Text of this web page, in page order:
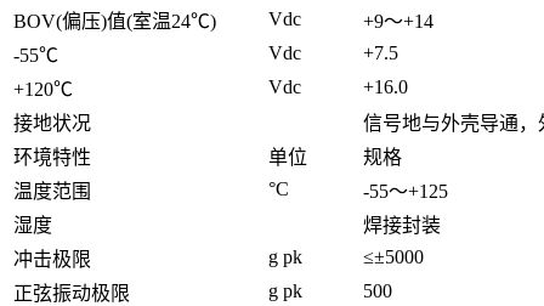
BOV(偏压)值(室温24℃)
Vdc
+9～+14
-55℃
Vdc
+7.5
+120℃
Vdc
+16.0
接地状况
信号地与外壳导通，
环境特性
单位
规格
温度范围
°C
-55～+125
湿度
焊接封装
冲击极限
g pk
≤±5000
正弦振动极限
g pk
500